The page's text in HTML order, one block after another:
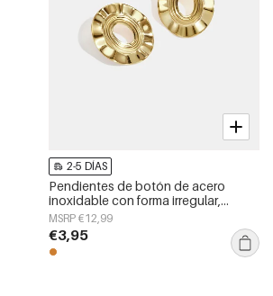
2-5 DÍAS
Pendientes de botón de acero
inoxidable con forma irregular,
sencillos, de la serie Daily Simple,
joyería para mujer.
MSRP €12,99
€3,95